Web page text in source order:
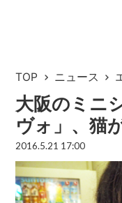
TOP ニュース
大阪のミニ
ヴォ」、猫
2016.5.21 17:00